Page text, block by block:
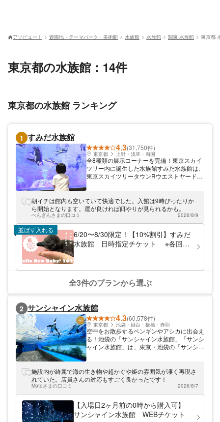
アソビュー！ 遊園地・テーマパーク・美術館 水族館 水族館 関東 水族館 東京都
東京都の水族館：14件
東京都の水族館 ランキング
1 すみだ水族館
4.3(31,750件)
東京都 上野・浅草・両国
全8種類の展示コーナーを完備！東京スカイ
ツリー内に誕生した水族館すみだ水族館は、
東京スカイツリータウンRウエストヤード内
やオットセイを間近で見られる屋内開放プー
ル型水槽をはじめ、全8種類の展示コーナー
が勢ぞろい！「江戸」をテーマにした日本最
大級の金魚展示ゾーンや、全長50mのスロー
プを万華鏡に見立てた「クラゲ万華鏡トンネ
ル」など、斬新な展示方法もポイントです。
東京スカイツリーにお越しの際は、ぜひ「す
朝イチは館内も空いていて快適でした。入館は9時ぴったりか
ら開始となります。運が良ければ餌やりが見られるかも。
ぺんぎんさまの口コミ 2026/8/9
6/20〜8/30限定！【10%割引】すみだ
水族館 日時指定チケット ※各回の
並ばず入れる
全3件のプランから選ぶ
2 サンシャイン水族館
4.3(60,578件)
東京都 池袋・目白・板橋・赤羽
空中をお散歩するペンギンやアシカに出会え
る！池袋の「サンシャイン水族館」「サンシ
ャイン水族館」は、東京・池袋の「サンシャ
ス」をコンセプトとしており、さまざまな生
き物たちの生活する姿と、ワクワクするよう
な展示方法によって、癒しの空間を作り上げ
ています。屋外にある「マリンガーデン」
は、頭上に設置された水槽で泳ぐ生き物たち
を見られるスポット。池袋のビル街を優雅に
飛んでいるかのような、ペンギンやアシカの
施設内が綺麗で海の生き物や超かぐや姫の雰囲気が凄く再現さ
れていた。店員さんの対応もすごく良かったです！
Motoさまの口コミ 2026/8/7
【入場日2ヶ月前の0時から購入可】
サンシャイン水族館 WEBチケット